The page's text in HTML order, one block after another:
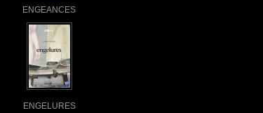
ENGEANCES
ENGELURES